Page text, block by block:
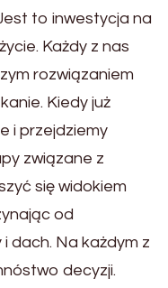
to inwestycja na
Każdy z nas
rozwiązaniem
Kiedy już
i przejdziemy
związane z
się widokiem
od
dach. Na każdym z
decyzji.